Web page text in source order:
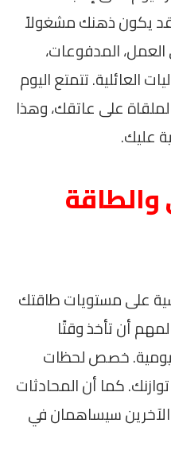
يكون ذهنك مشغولاً
العمل، المدفوعات،
العائلية. تتمتع اليوم
على عاتقك، وهذا
عليك.
والطاقة
على مستويات طاقتك
أن تأخذ وقتًا
خصص لحظات
كما أن المحادثات
الآخرين سيساهمان في